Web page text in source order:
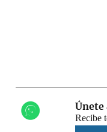
Únete
Recibe